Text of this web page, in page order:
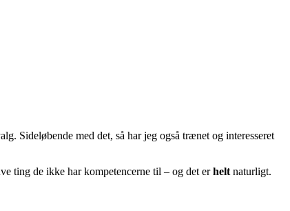
Sideløbende med det, så har jeg også trænet og interesseret
ting de ikke har kompetencerne til – og det erhelt naturligt.